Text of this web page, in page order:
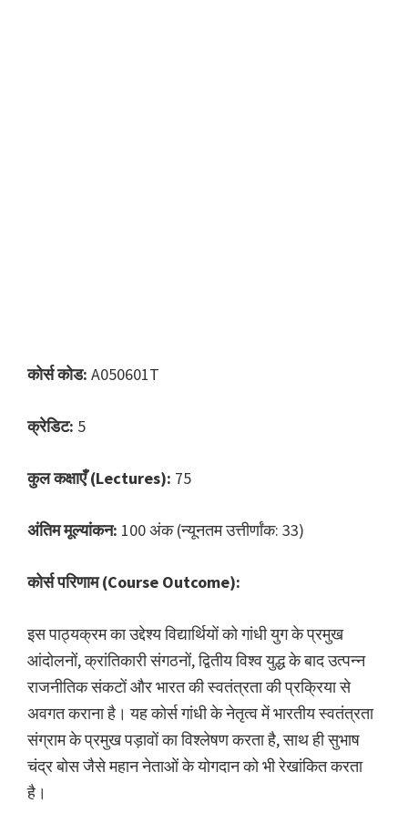
कोर्स कोड: A050601T
क्रेडिट: 5
कुल कक्षाएँ (Lectures): 75
अंतिम मूल्यांकन: 100 अंक (न्यूनतम उत्तीर्णांक: 33)
कोर्स परिणाम (Course Outcome):
इस पाठ्यक्रम का उद्देश्य विद्यार्थियों को गांधी युग के प्रमुख
आंदोलनों, क्रांतिकारी संगठनों, द्वितीय विश्व युद्ध के बाद उत्पन्न
राजनीतिक संकटों और भारत की स्वतंत्रता की प्रक्रिया से
अवगत कराना है। यह कोर्स गांधी के नेतृत्व में भारतीय स्वतंत्रता
संग्राम के प्रमुख पड़ावों का विश्लेषण करता है, साथ ही सुभाष
चंद्र बोस जैसे महान नेताओं के योगदान को भी रेखांकित करता
है।